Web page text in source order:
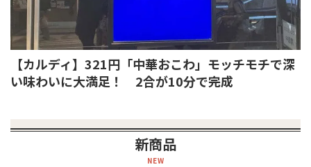
【カルディ】321円「中華おこわ」モッチモチで深
い味わいに大満足！ 2合が10分で完成
新商品
NEW